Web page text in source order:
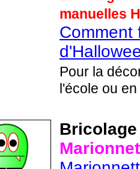
manuelles
Comment
Pour la
l'école ou